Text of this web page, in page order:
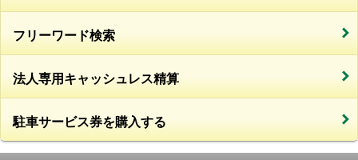
フリーワード検索
法人専用キャッシュレス精算
駐車サービス券を購入する